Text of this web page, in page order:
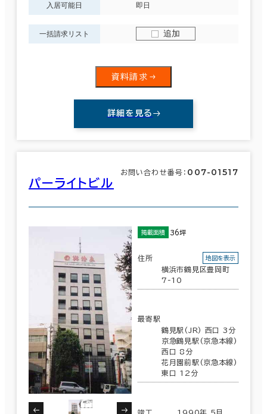
入居可能日 即日
一括請求リスト 追加
資料請求
詳細を見る
パーライトビル
お問い合わせ番号： 007-01517
掲載面積 36坪
住所
横浜市鶴見区豊岡町
7-10
地図を表示
最寄駅
鶴見駅(JR) 西口 3分
京急鶴見駅(京急本線)
西口 8分
花月園前駅(京急本線)
東口 12分
竣工 1990年 5月